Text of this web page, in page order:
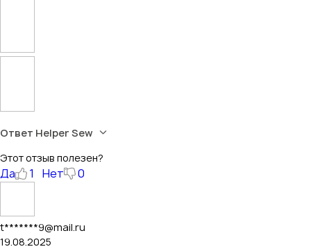
Ответ Helper Sew
Этот отзыв полезен?
Да 1 Нет 0
t*******9@mail.ru
19.08.2025